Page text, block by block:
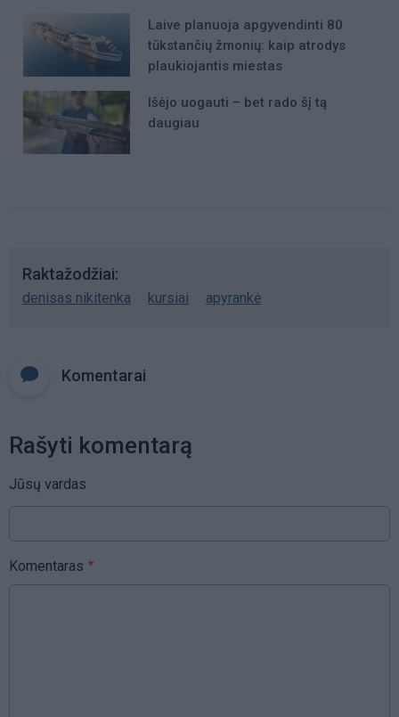
Laive planuoja apgyvendinti 80
tūkstančių žmonių: kaip atrodys
plaukiojantis miestas
Išėjo uogauti – bet rado šį tą
daugiau
Raktažodžiai
denisas nikitenka kursiai apyrankė
Komentarai
Rašyti komentarą
Jūsų vardas
Komentaras